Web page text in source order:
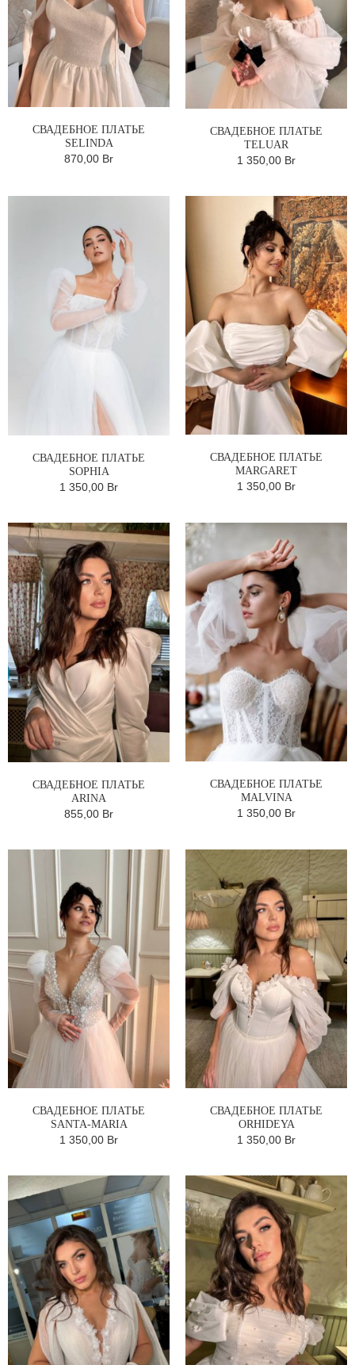
СВАДЕБНОЕ ПЛАТЬЕ
SELINDA
870,00 Br
СВАДЕБНОЕ ПЛАТЬЕ
TELUAR
1 350,00 Br
СВАДЕБНОЕ ПЛАТЬЕ
SOPHIA
1 350,00 Br
СВАДЕБНОЕ ПЛАТЬЕ
MARGARET
1 350,00 Br
СВАДЕБНОЕ ПЛАТЬЕ
ARINA
855,00 Br
СВАДЕБНОЕ ПЛАТЬЕ
MALVINA
1 350,00 Br
СВАДЕБНОЕ ПЛАТЬЕ
SANTA-MARIA
1 350,00 Br
СВАДЕБНОЕ ПЛАТЬЕ
ORHIDEYA
1 350,00 Br